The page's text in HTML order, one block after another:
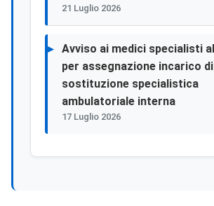
21 Luglio 2026
Avviso ai medici specialisti
per assegnazione incarico di
sostituzione specialistica
ambulatoriale interna
17 Luglio 2026